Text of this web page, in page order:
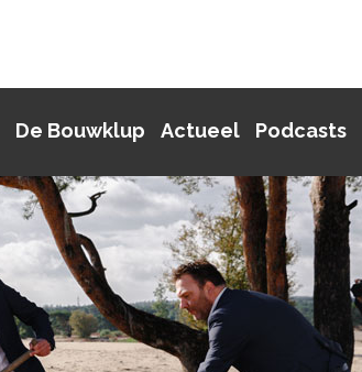
De Bouwklup Actueel Podcasts